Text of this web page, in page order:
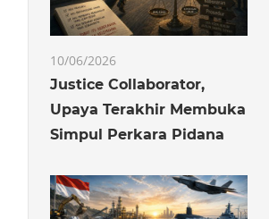
10/06/2026
Justice Collaborator,
Upaya Terakhir Membuka
Simpul Perkara Pidana